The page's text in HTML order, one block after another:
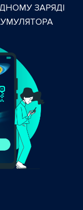
ЗАРЯДІ